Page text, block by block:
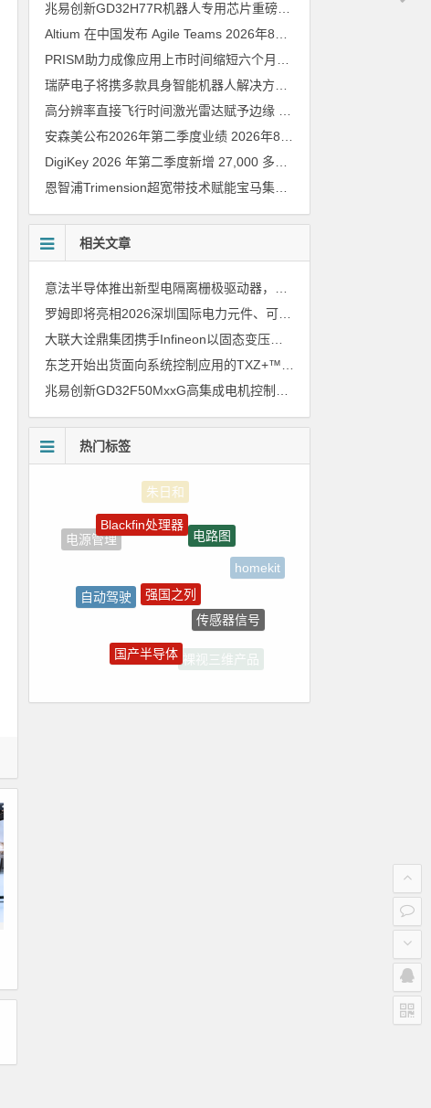
兆易创新GD32H77R机器人专用芯片重磅亮相，精准赋能伺服驱动与关节控制
Altium 在中国发布 Agile Teams 2026年8月6日
安森美公布2026年第二季度业绩 2026年8月6日
恩智浦Trimension超宽带技术赋能宝马集团Digital Key Plus及生命体存在检测功能
相关文章
罗姆即将亮相2026深圳国际电力元件、可再生能源管理展览会暨研讨会
大联大诠鼎集团携手Infineon以固态变压器重构配电效率新标杆
热门标签
电源管理
homekit
传感器信号
裸视三维产品